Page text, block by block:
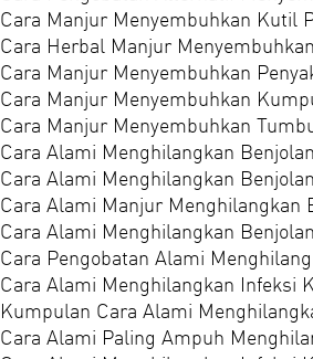
Cara Manjur Menyembuhkan Kutil
Cara Herbal Manjur
Cara Manjur Menyembuhkan
Cara Manjur Menyembuhkan
Cara Manjur Menyembuhkan
Cara Alami Menghilangkan
Cara Alami Menghilangkan
Cara Alami Manjur Menghilangkan
Cara Alami Menghilangkan
Cara Pengobatan Alami
Cara Alami Menghilangkan Infeksi
Kumpulan Cara Alami
Cara Alami Paling Ampuh